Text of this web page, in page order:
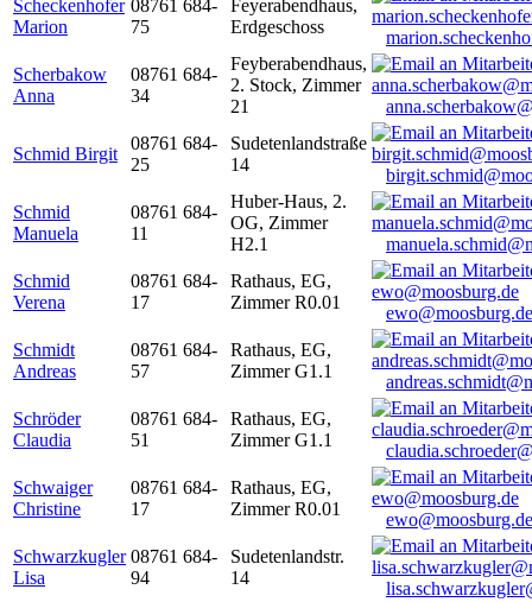
Scheckenhofer
Marion
08761 684-
75
Feyerabendhaus,
Erdgeschoss
Scherbakow
Anna
08761 684-
34
Feyberabendhaus,
2. Stock, Zimmer
21
Schmid Birgit
08761 684-
25
Sudetenlandstraße
14
Schmid
Manuela
08761 684-
11
Huber-Haus, 2.
OG, Zimmer
H2.1
Schmid
Verena
08761 684-
17
Rathaus, EG,
Zimmer R0.01
ewo@moosburg.de
Schmidt
Andreas
08761 684-
57
Rathaus, EG,
Zimmer G1.1
Schröder
Claudia
08761 684-
51
Rathaus, EG,
Zimmer G1.1
Schwaiger
Christine
08761 684-
17
Rathaus, EG,
Zimmer R0.01
ewo@moosburg.de
Schwarzkugler
Lisa
08761 684-
94
Sudetenlandstr.
14